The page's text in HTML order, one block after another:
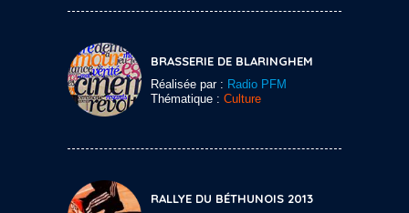
BRASSERIE DE BLARINGHEM
Réalisée par : Radio PFM
Thématique : Culture
RALLYE DU BÉTHUNOIS 2013